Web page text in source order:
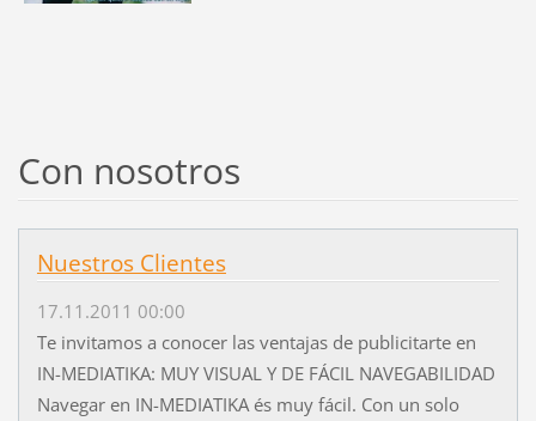
Con nosotros
Nuestros Clientes
17.11.2011 00:00
Te invitamos a conocer las ventajas de publicitarte en
IN-MEDIATIKA: MUY VISUAL Y DE FÁCIL NAVEGABILIDAD
Navegar en IN-MEDIATIKA és muy fácil. Con un solo